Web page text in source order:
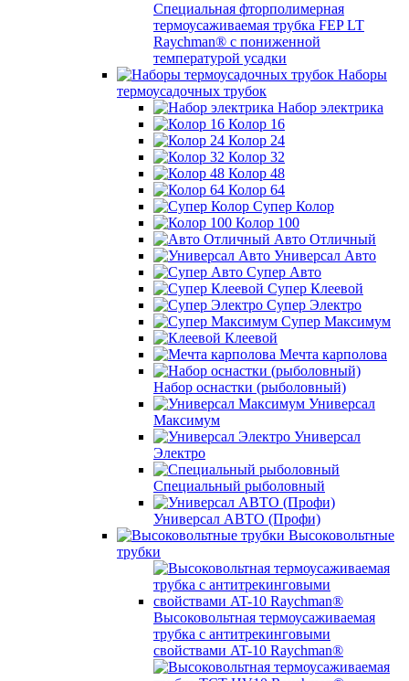
Специальная фторполимерная
термоусаживаемая трубка FEP LT
Raychman® с пониженной
температурой усадки
Наборы
термоусадочных трубок
Набор электрика
Колор 16
Колор 24
Колор 32
Колор 48
Колор 64
Супер Колор
Колор 100
Авто Отличный
Универсал Авто
Супер Авто
Супер Клеевой
Супер Электро
Супер Максимум
Клеевой
Мечта карполова
Набор оснастки (рыболовный)
Универсал
Максимум
Универсал
Электро
Специальный рыболовный
Универсал АВТО (Профи)
Высоковольтные
трубки
Высоковольтная термоусаживаемая
трубка с антитрекинговыми
свойствами AT-10 Raychman®